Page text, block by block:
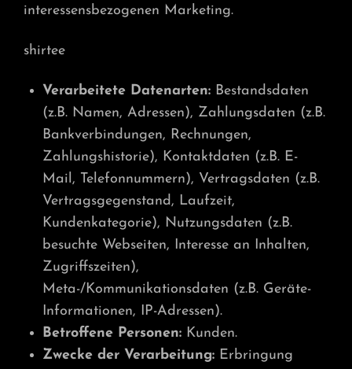
interessensbezogenen Marketing.
shirtee
Verarbeitete Datenarten:Bestandsdaten
(z.B. Namen, Adressen), Zahlungsdaten (z.B.
Bankverbindungen, Rechnungen,
Zahlungshistorie), Kontaktdaten (z.B. E-
Mail, Telefonnummern), Vertragsdaten (z.B.
Vertragsgegenstand, Laufzeit,
Kundenkategorie), Nutzungsdaten (z.B.
besuchte Webseiten, Interesse an Inhalten,
Zugriffszeiten),
Meta-/Kommunikationsdaten (z.B. Geräte-
Informationen, IP-Adressen).
Betroffene Personen:Kunden.
Zwecke der Verarbeitung:Erbringung